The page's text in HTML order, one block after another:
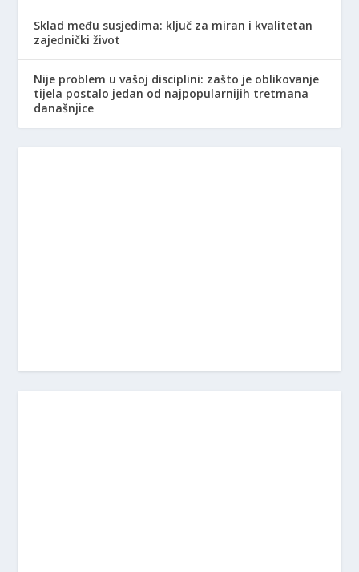
Sklad među susjedima: ključ za miran i kvalitetan
zajednički život
Nije problem u vašoj disciplini: zašto je oblikovanje
tijela postalo jedan od najpopularnijih tretmana
današnjice